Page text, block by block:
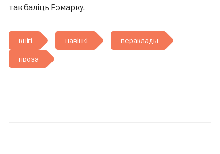
так баліць Рэмарку.
кнігі навінкі пераклады
проза